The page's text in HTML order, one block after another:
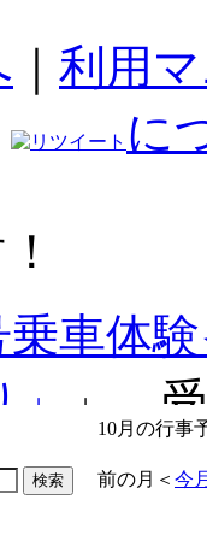
利用
に
車体
」 受
場「
～
10月の行事
前の月 ＜ 今